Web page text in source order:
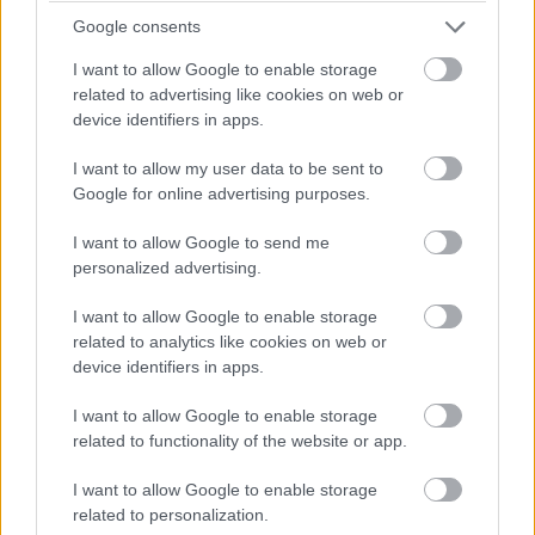
Google consents
I want to allow Google to enable storage
related to advertising like cookies on web or
device identifiers in apps.
I want to allow my user data to be sent to
Google for online advertising purposes.
I want to allow Google to send me
personalized advertising.
I want to allow Google to enable storage
related to analytics like cookies on web or
device identifiers in apps.
I want to allow Google to enable storage
related to functionality of the website or app.
I want to allow Google to enable storage
related to personalization.
A legsötétebb óra
Sztálin halála
Lady Macbeth